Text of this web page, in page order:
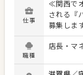
仕事
≪関西で
される『
募集しま
寧な研修
メントっ
のにして
職種
店長・マ